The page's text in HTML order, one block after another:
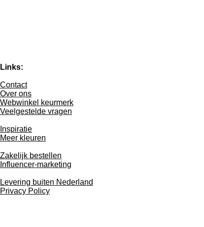
Links:
Contact
Over ons
Webwinkel keurmerk
Veelgestelde vragen
Inspiratie
Meer kleuren
Zakelijk bestellen
Influencer-marketing
Levering buiten Nederland
Privacy Policy